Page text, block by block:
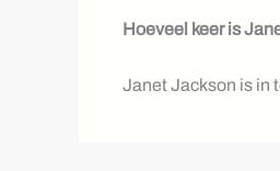
Hoeveel keer is
Janet Jackson is in